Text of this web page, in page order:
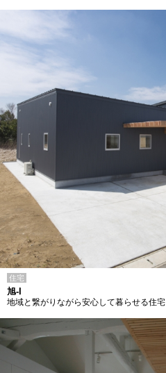
住宅
旭-I
地域と繋がりながら安心して暮らせる住宅